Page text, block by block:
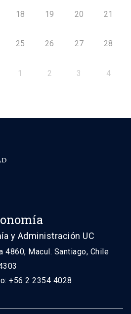
18 19 20 21
25 26 27 28
1 2 3 4
y Administración UC
4860, Macul. Santiago, Chile
+56 2 2354 4028